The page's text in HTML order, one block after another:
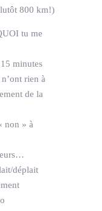
800 km!)
tu me
minutes
rien à
de la
non » à
déplait